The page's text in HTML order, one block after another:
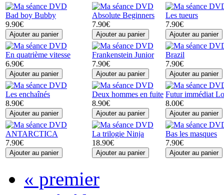
Bad boy Bubby
9.90€
Absolute Beginners
7.90€
Les tueurs
7.90€
En quatrième vitesse
6.90€
Frankenstein Junior
7.90€
Brazil
7.90€
Les enchaînés
8.90€
Deux hommes en fuite
8.90€
Futur immédiat
8.00€
ANTARCTICA
7.90€
La trilogie Ninja
18.90€
Bas les masques
7.90€
« premier